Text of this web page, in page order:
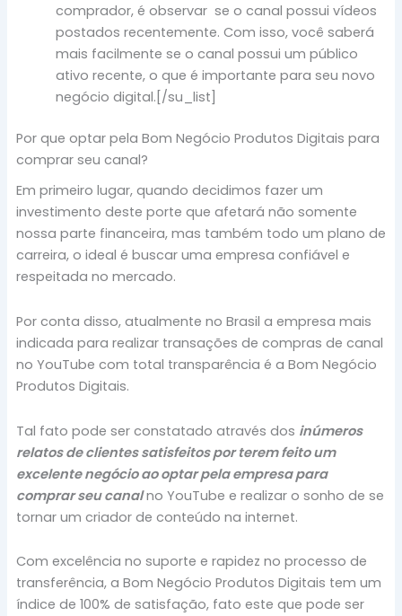
comprador, é observar se o canal possui vídeos
postados recentemente. Com isso, você saberá
mais facilmente se o canal possui um público
ativo recente, o que é importante para seu novo
negócio digital.[/su_list]
Por que optar pela Bom Negócio Produtos Digitais para
comprar seu canal?
Em primeiro lugar, quando decidimos fazer um
investimento deste porte que afetará não somente
nossa parte financeira, mas também todo um plano de
carreira, o ideal é buscar uma empresa confiável e
respeitada no mercado.
Por conta disso, atualmente no Brasil a empresa mais
indicada para realizar transações de compras de canal
no YouTube com total transparência é a Bom Negócio
Produtos Digitais.
Tal fato pode ser constatado através dos inúmeros
relatos de clientes satisfeitos por terem feito um
excelente negócio ao optar pela empresa para
comprar seu canalno YouTube e realizar o sonho de se
tornar um criador de conteúdo na internet.
Com excelência no suporte e rapidez no processo de
transferência, a Bom Negócio Produtos Digitais tem um
índice de 100% de satisfação, fato este que pode ser